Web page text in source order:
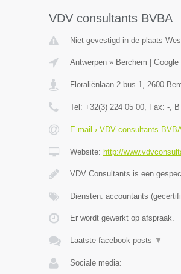
VDV consultants BVBA
Niet gevestigd in de plaats
Antwerpen» Berchem Google
Floraliënlaan 2 bus 1, 2600
Tel: +32(3) 224 05 00, Fax: -,
E-mail › VDV consultants
Website: http://
VDV Consultants is een
Diensten: accountants
Er wordt gewerkt op afspraak.
Laatste facebook posts ▼
Sociale media: